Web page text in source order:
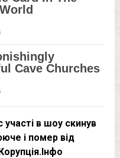
участі в шоу скинув
і помер від